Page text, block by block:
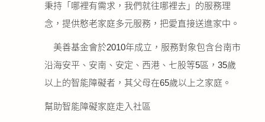
秉持「哪裡有需求，我們就往哪裡去」的服務理
念，提供憨老家庭多元服務，把愛直接送進家中。
美善基金會於2010年成立，服務對象包含台南市
沿海安平、安南、安定、西港、七股等5區，35歲
以上的智能障礙者，其父母在65歲以上之家庭。
幫助智能障礙家庭走入社區